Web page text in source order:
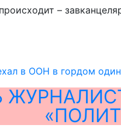
–
в ООН в гордом